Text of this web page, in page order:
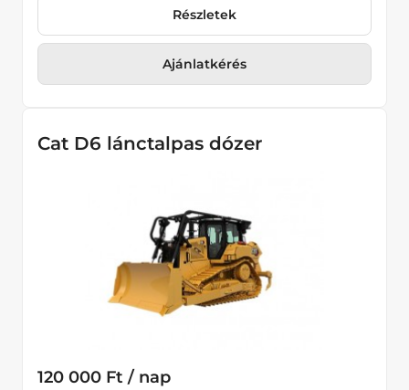
Részletek
Ajánlatkérés
Cat D6 lánctalpas dózer
120 000 Ft / nap